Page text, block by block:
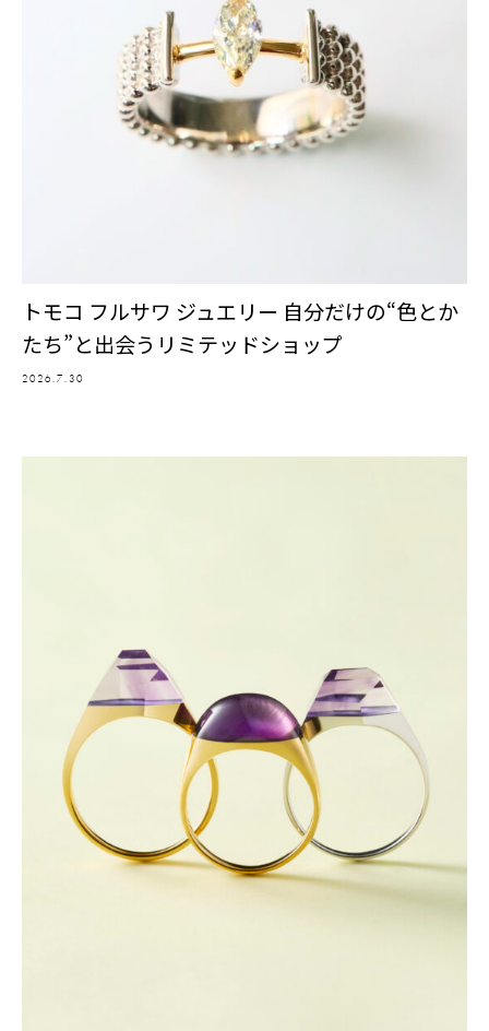
トモコ フルサワ ジュエリー 自分だけの“色とか
たち”と出会うリミテッドショップ
2026.7.30